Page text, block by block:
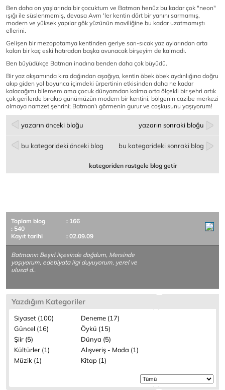
Ben daha on yaşlarında bir çocuktum ve Batman henüz bu kadar çok "neon"
ışığı ile süslenmemiş, devasa Avm 'ler kentin dört bir yanını sarmamış,
modern ve yüksek yapılar gök yüzünün maviliğine bu kadar uzatmamıştı
ellerini.
Gelişen bir mezopotamya kentinden geriye sarı-sıcak yaz aylarından arta
kalan bir kaç eski hatıradan başka avunacak birşeyim de kalmadı.
Ben büyüdükçe Batman inadına benden daha çok büyüdü.
Bir yaz akşamında kıra dağından aşağıya, kentin öbek öbek aydınlığına doğru
akıp giden yol boyunca içimdeki ürpertinin etkisinden daha ne kadar
kalacağımı bilemem ama çocuk dünyamdan kalma orta ölçekli bir şehri artık
çok gerilerde bırakıp günümüzün modern bir kentini, bölgenin cazibe merkezi
olmaya namzet şehrini; Batman'ı görmenin gurur ve coşkusunu yaşıyorum!
yazarın önceki bloğu yazarın sonraki bloğu
bu kategorideki önceki blog bu kategorideki sonraki blog
kategoriden rastgele blog getir
Toplam blog
: 166
: 540
Kayıt tarihi
: 02.09.09
Batmanın Beşiri ilçesinde doğdum, Mersinde
yaşıyorum, edebiyata ilgi duyuyorum, yerel ve
ulusal d..
Yazdığım Kategoriler
Siyaset (100)
Deneme (17)
Güncel (16)
Öykü (15)
Şiir (5)
Dünya (5)
Kültürler (1)
Alışveriş - Moda (1)
Müzik (1)
Kitap (1)